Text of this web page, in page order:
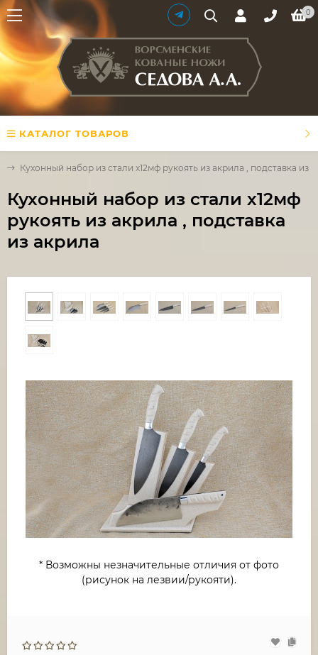
0
КАТАЛОГ ТОВАРОВ
Кухонный набор из стали х12мф рукоять из акрила , подставка из
Кухонный набор из стали х12мф
рукоять из акрила , подставка
из акрила
* Возможны незначительные отличия от фото
(рисунок на лезвии/рукояти).